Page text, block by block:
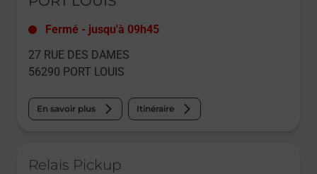
Fermé - jusqu'à 09h45
27 RUE DES DAMES
56290 PORT LOUIS
En savoir plus Itinéraire
Relais Pickup